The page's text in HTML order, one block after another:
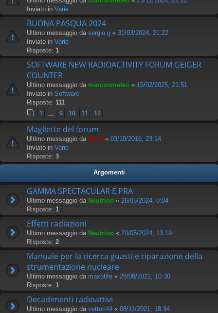
Inviato in Varie
BUONA PASQUA 2024
Ultimo messaggio da sergio.g « 31/03/2024, 21:22
Inviato in Varie
Risposte: 1
SOFTWARE NEW RADIOACTIVITY FORUM GEIGER
COUNTER
Ultimo messaggio da marconmeteo « 15/02/2025, 21:51
Inviato in Software
Risposte: 111
1 9 10 11 12
Magliette del forum
Ultimo messaggio da Boss « 03/10/2016, 23:14
Inviato in Varie
Risposte: 3
Argomenti
GAMMA SPECTACULAR E PRA
Ultimo messaggio da Neutrino « 26/05/2024, 0:04
Risposte: 1
Effetti radiazioni
Ultimo messaggio da Neutrino « 20/05/2024, 13:19
Risposte: 2
Manuale per la ricerca guasti e riparazione della
strumentazione nucleare
Ultimo messaggio da max56fe « 28/08/2022, 10:30
Risposte: 1
Decadimenti radioattivi
Ultimo messaggio da vettori44 « 08/11/2021, 18:34